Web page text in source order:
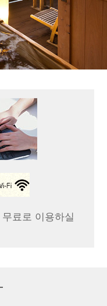
료로 이용하실